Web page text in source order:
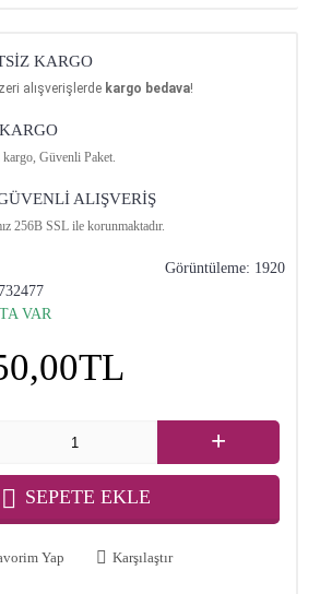
KARGO
alışverişlerde kargo bedava!
kargo, Güvenli Paket.
ALIŞVERİŞ
256B SSL ile korunmaktadır.
Görüntüleme: 1920
VAR
+
SEPETE EKLE
Yap Karşılaştır